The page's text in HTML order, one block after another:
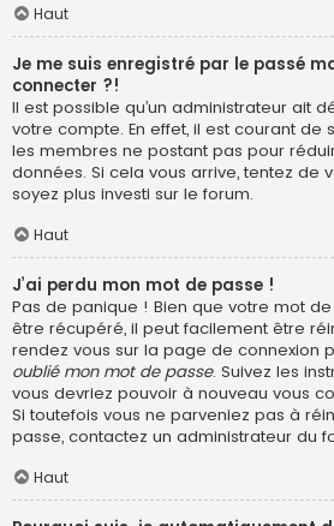
Haut
Je me suis enregistré par le passé
connecter ?!
Il est possible qu’un administrateur ait
votre compte. En effet, il est courant
les membres ne postant pas pour
données. Si cela vous arrive, tentez de
soyez plus investi sur le forum.
Haut
J’ai perdu mon mot de passe !
Pas de panique ! Bien que votre mot
être récupéré, il peut facilement être
rendez vous sur la page de connexion
oublié mon mot de passe. Suivez les
vous devriez pouvoir à nouveau vous
Si toutefois vous ne parveniez pas à
passe, contactez un administrateur du
Haut